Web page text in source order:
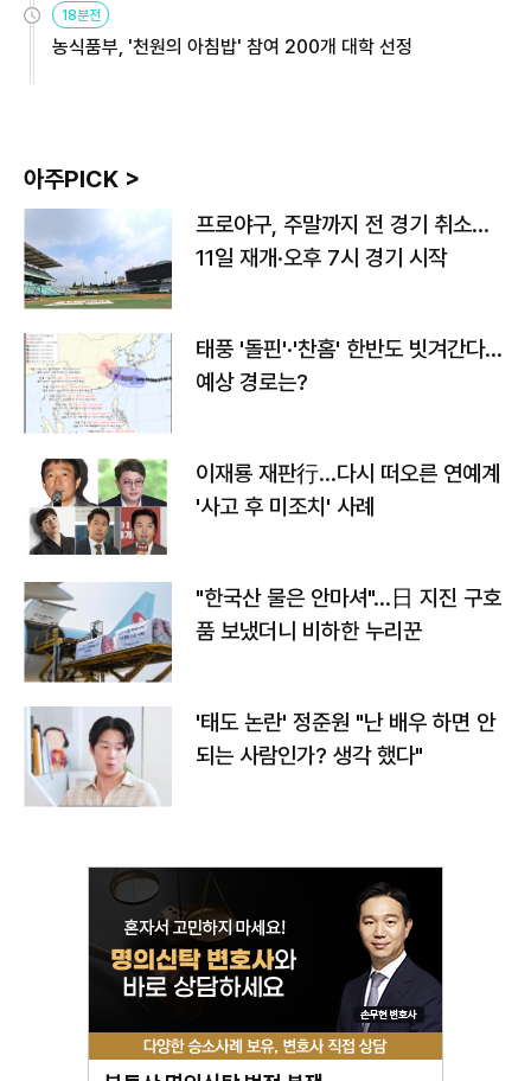
18분전
농식품부, '천원의 아침밥' 참여 200개 대학 선정
아주PICK >
프로야구, 주말까지 전 경기 취소…
11일 재개·오후 7시 경기 시작
태풍 '돌핀'·'찬홈' 한반도 빗겨간다…
예상 경로는?
이재룡 재판行…다시 떠오른 연예계
'사고 후 미조치' 사례
"한국산 물은 안마셔"…日 지진 구호
품 보냈더니 비하한 누리꾼
'태도 논란' 정준원 "난 배우 하면 안
되는 사람인가? 생각 했다"